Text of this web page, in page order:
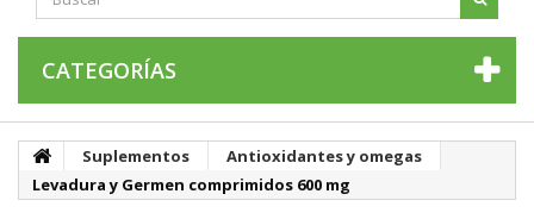
CATEGORÍAS
Suplementos
Antioxidantes y omegas
Levadura y Germen comprimidos 600 mg